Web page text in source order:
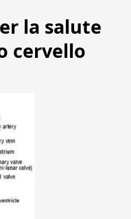
la salute
cervello